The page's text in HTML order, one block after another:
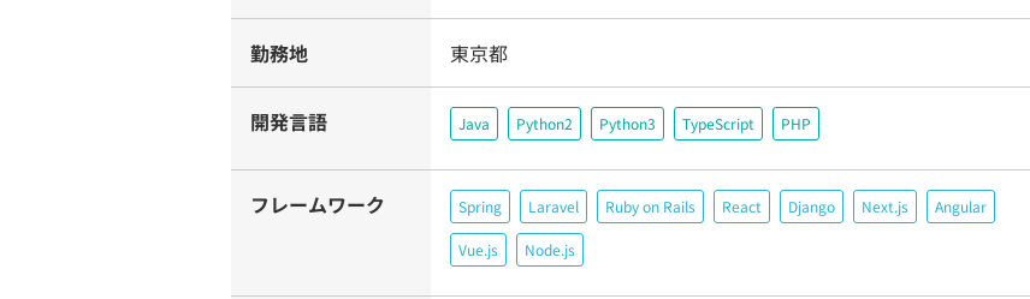
勤務地 東京都
開発言語 Java Python2 Python3 TypeScript PHP
フレームワーク Spring Laravel Ruby on Rails React Django Next.js Angular
Vue.js Node.js